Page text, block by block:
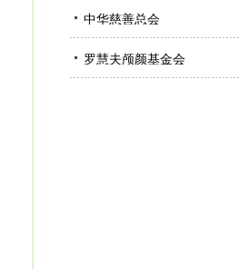
中华慈善总会
罗慧夫颅颜基金会